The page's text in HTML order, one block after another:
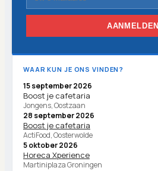
AANMELDEN
WAAR KUN JE ONS VINDEN?
15 september 2026
Boost je cafetaria
Jongens, Oostzaan
28 september 2026
Boost je cafetaria
ActiFood, Oosterwolde
5 oktober 2026
Horeca Xperience
Martiniplaza Groningen